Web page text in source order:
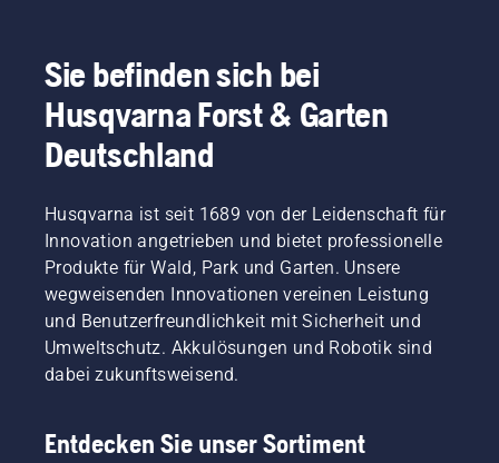
Sie befinden sich bei
Husqvarna Forst & Garten
Deutschland
Husqvarna ist seit 1689 von der Leidenschaft für
Innovation angetrieben und bietet professionelle
Produkte für Wald, Park und Garten. Unsere
wegweisenden Innovationen vereinen Leistung
und Benutzerfreundlichkeit mit Sicherheit und
Umweltschutz. Akkulösungen und Robotik sind
dabei zukunftsweisend.
Entdecken Sie unser Sortiment